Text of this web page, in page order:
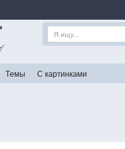
Темы С картинками